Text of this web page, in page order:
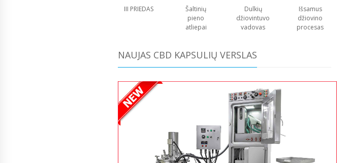
III PRIEDAS
Šaltinių
pieno
atliepai
Dulkių
džiovintuvo
vadovas
Išsamus
džiovino
procesas
NAUJAS CBD KAPSULIŲ VERSLAS